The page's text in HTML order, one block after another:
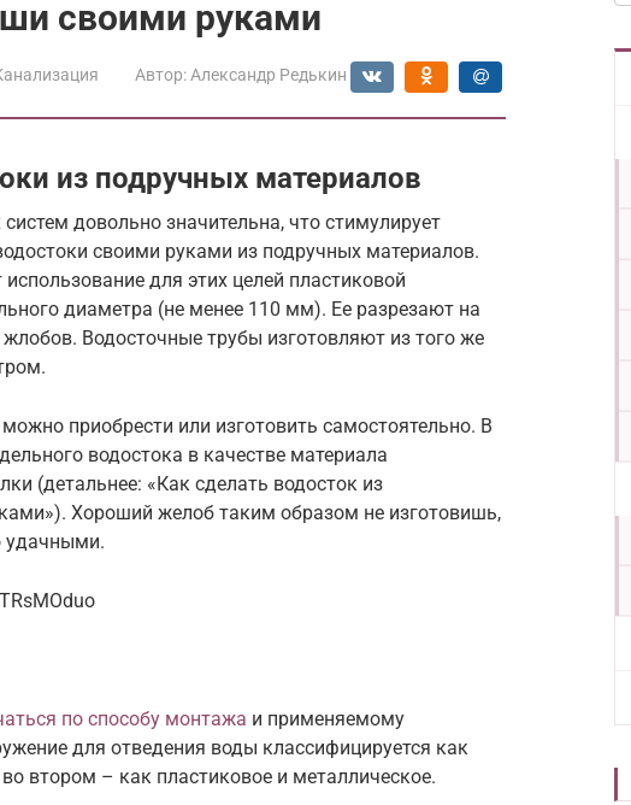
своими руками
Автор: Александр Редькин
из подручных материалов
довольно значительна, что стимулирует
своими руками из подручных материалов.
для этих целей пластиковой
диаметра (не менее 110 мм). Ее разрезают на
Водосточные трубы изготовляют из того же
приобрести или изготовить самостоятельно. В
водостока в качестве материала
(детальнее: «Как сделать водосток из
Хороший желоб таким образом не изготовишь,
удачными.
по способу монтажа и применяемому
для отведения воды классифицируется как
втором – как пластиковое и металлическое.